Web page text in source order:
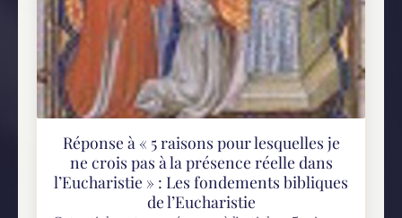
Réponse à « 5 raisons pour lesquelles je
ne crois pas à la présence réelle dans
l’Eucharistie » : Les fondements bibliques
de l’Eucharistie